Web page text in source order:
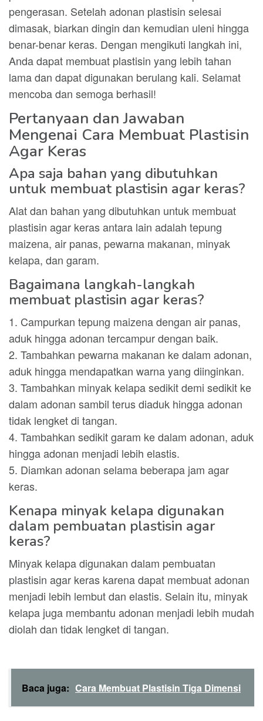
pengerasan. Setelah adonan plastisin selesai
dimasak, biarkan dingin dan kemudian uleni hingga
benar-benar keras. Dengan mengikuti langkah ini,
Anda dapat membuat plastisin yang lebih tahan
lama dan dapat digunakan berulang kali. Selamat
mencoba dan semoga berhasil!
Pertanyaan dan Jawaban
Mengenai Cara Membuat Plastisin
Agar Keras
Apa saja bahan yang dibutuhkan
untuk membuat plastisin agar keras?
Alat dan bahan yang dibutuhkan untuk membuat
plastisin agar keras antara lain adalah tepung
maizena, air panas, pewarna makanan, minyak
kelapa, dan garam.
Bagaimana langkah-langkah
membuat plastisin agar keras?
1. Campurkan tepung maizena dengan air panas,
aduk hingga adonan tercampur dengan baik.
2. Tambahkan pewarna makanan ke dalam adonan,
aduk hingga mendapatkan warna yang diinginkan.
3. Tambahkan minyak kelapa sedikit demi sedikit ke
dalam adonan sambil terus diaduk hingga adonan
tidak lengket di tangan.
4. Tambahkan sedikit garam ke dalam adonan, aduk
hingga adonan menjadi lebih elastis.
5. Diamkan adonan selama beberapa jam agar
keras.
Kenapa minyak kelapa digunakan
dalam pembuatan plastisin agar
keras?
Minyak kelapa digunakan dalam pembuatan
plastisin agar keras karena dapat membuat adonan
menjadi lebih lembut dan elastis. Selain itu, minyak
kelapa juga membantu adonan menjadi lebih mudah
diolah dan tidak lengket di tangan.
Baca juga: Cara Membuat Plastisin Tiga Dimensi